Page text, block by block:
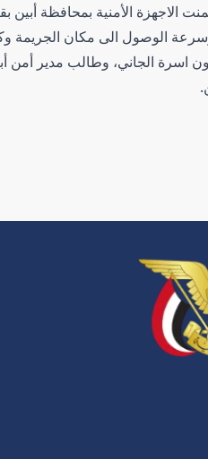
الاجهزة الأمنية بمحافظة
الوصول الى مكان الجريمة
اسرة الجاني، وطالب مدير أمن